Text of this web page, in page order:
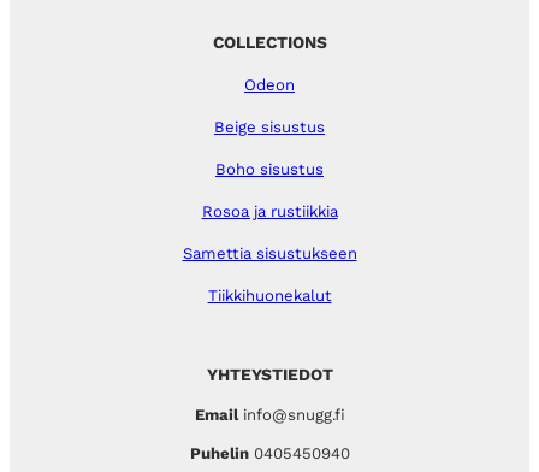
YHTEYSTIEDOT
Emailinfo@snugg.fi
Puhelin 0405450940
COLLECTIONS
Odeon
Beige sisustus
Boho sisustus
Rosoa ja rustiikkia
Samettia sisustukseen
Tiikkihuonekalut